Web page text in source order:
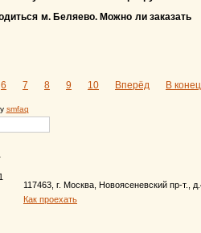
м. Беляево. Можно ли заказать
6 7 8 9 10 Вперёд В конец
smfaq
117463, г. Москва, Новоясеневский пр-т.,
Как проехать